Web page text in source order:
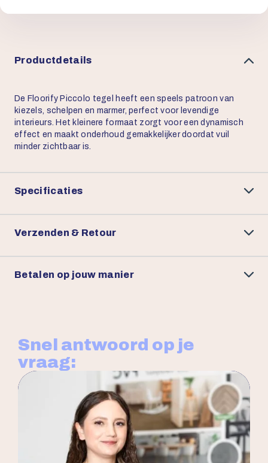
Productdetails
De Floorify Piccolo tegel heeft een speels patroon van
kiezels, schelpen en marmer, perfect voor levendige
interieurs. Het kleinere formaat zorgt voor een dynamisch
effect en maakt onderhoud gemakkelijker doordat vuil
minder zichtbaar is.
Specificaties
Verzenden & Retour
Betalen op jouw manier
Snel antwoord op je
vraag: